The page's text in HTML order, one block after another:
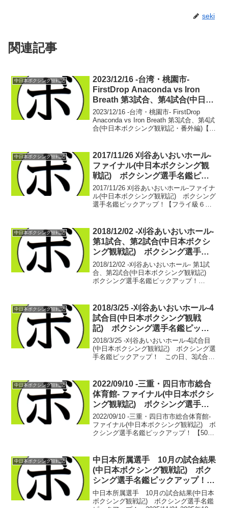
seki
関連記事
中日本ボクシング観戦記
2023/12/16 -台湾・桃園市-
FirstDrop Anaconda vs Iron
Breath 第3試合、第4試合(中日本
ボクシング観戦記・番外編)
2023/12/16 -台湾・桃園市- FirstDrop
Anaconda vs Iron Breath 第3試合、第4試
合(中日本ボクシング観戦記・番外編)【ミ
中日本ボクシング観戦記
2017/11/26 刈谷あいおいホール-
ファイナル(中日本ボクシング観
戦記) ボクシング選手名鑑ピッ
クアップ！
2017/11/26 刈谷あいおいホール-ファイナ
ル(中日本ボクシング観戦記) ボクシング
選手名鑑ピックアップ！【フライ級６回
雅 17戦11勝(...
中日本ボクシング観戦記
2018/12/02 -刈谷あいおいホール-
第1試合、第2試合(中日本ボクシ
ング観戦記) ボクシング選手名
鑑ピックアップ！
2018/12/02 -刈谷あいおいホール- 第1試
合、第2試合(中日本ボクシング観戦記)
ボクシング選手名鑑ピックアップ！
(1KO)安西 蓮 4戦2勝...
中日本ボクシング観戦記
2018/3/25 -刈谷あいおいホール-4
試合目(中日本ボクシング観戦
記) ボクシング選手名鑑ピック
アップ！
2018/3/25 -刈谷あいおいホール-4試合目
(中日本ボクシング観戦記) ボクシング選
手名鑑ピックアップ！ この日、3試合が
のトップ戦線とも言える関東大学1...
中日本ボクシング観戦記
2022/09/10 -三重・四日市市総合
体育館- ファイナル(中日本ボクシ
ング観戦記) ボクシング選手名
鑑ピックアップ！
2022/09/10 -三重・四日市市総合体育館-
ファイナル(中日本ボクシング観戦記) ボ
クシング選手名鑑ピックアップ！ 【50kg
13勝(12KO)4...
中日本ボクシング観戦記
中日本所属選手 10月の試合結果
(中日本ボクシング観戦記) ボク
シング選手名鑑ピックアップ！
2025/11/01
中日本所属選手 10月の試合結果(中日本
ボクシング観戦記) ボクシング選手名鑑